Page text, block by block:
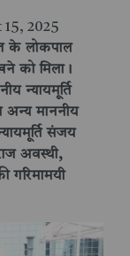
15, 2025
के लोकपाल
को मिला।
न्यायमूर्ति
अन्य माननीय
संजय
अवस्थी,
गरिमामयी